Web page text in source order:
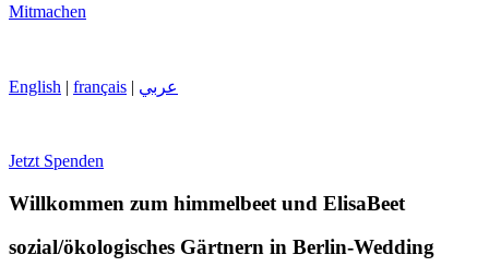
Mitmachen
English | français | عربي
Jetzt Spenden
Willkommen zum himmelbeet und ElisaBeet
sozial/ökologisches Gärtnern in Berlin-Wedding